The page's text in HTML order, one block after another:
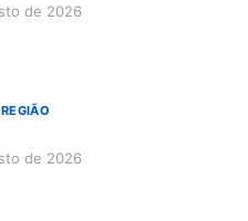
de 2026
de 2026